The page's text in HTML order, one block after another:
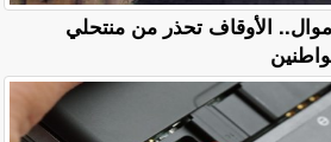
الأوقاف تحذر من منتحلي